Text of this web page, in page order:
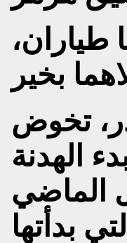
تخوض
الهدنة
8 أبريل الماضي
بدأتها